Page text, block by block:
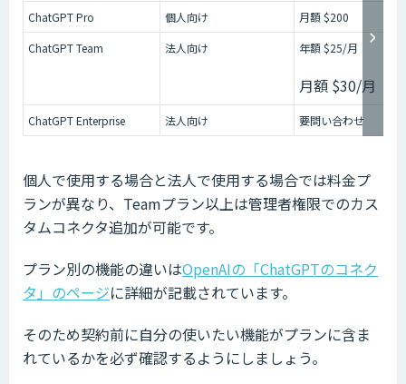
ChatGPT Pro
個人向け
月額 $200
ChatGPT Team
法人向け 年額 $25/月
月額 $30/月
ChatGPT Enterprise 法人向け 要問い合わせ
個人で使用する場合と法人で使用する場合では料金プ
ランが異なり、Teamプラン以上は管理者権限でのカス
タムコネクタ追加が可能です。
プラン別の機能の違いはOpenAIの「ChatGPTのコネク
タ」のページに詳細が記載されています。
そのため契約前に自分の使いたい機能がプランに含ま
れているかを必ず確認するようにしましょう。